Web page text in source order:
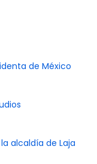
de México
alcaldía de Laja